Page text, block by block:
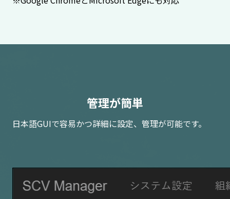
管理が簡単
日本語GUIで容易かつ詳細に設定、管理が可能です。